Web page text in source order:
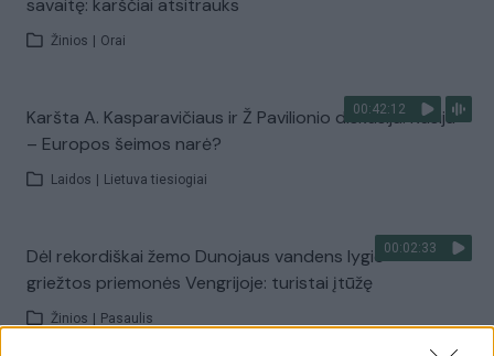
savaitę: karščiai atsitrauks
Žinios Orai
00:42:12
Karšta A. Kasparavičiaus ir Ž Pavilionio diskusija: Rusija
– Europos šeimos narė?
Laidos Lietuva tiesiogiai
00:02:33
Dėl rekordiškai žemo Dunojaus vandens lygio –
griežtos priemonės Vengrijoje: turistai įtūžę
Žinios Pasaulis